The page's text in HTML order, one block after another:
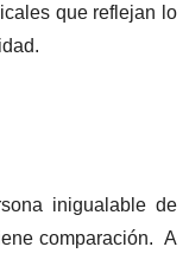
que reflejan lo
inigualable de
comparación. A